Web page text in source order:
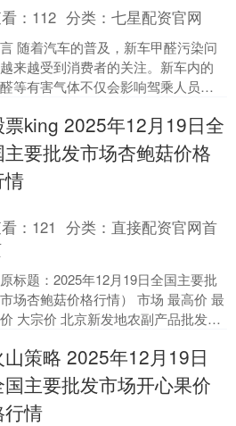
： 112 分类：七星配资官网
随着汽车的普及，新车甲醛污染问
来越受到消费者的关注。新车内的
等有害气体不仅会影响驾乘人员的
的舒适度。为了帮助....
票king 2025年12月19日全
主要批发市场杏鲍菇价格
情
： 121 分类： 直接配资官网首
原标题：2025年12月19日全国主要批
场杏鲍菇价格行情） 市场 最高价 最
大宗价 北京新发地农副产品批发市
山策略 2025年12月19日
国主要批发市场开心果价
行情